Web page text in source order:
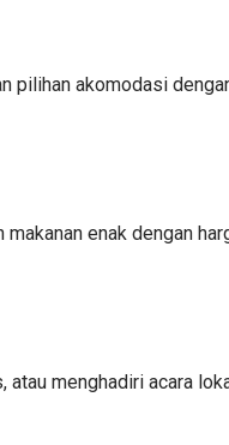
pilihan akomodasi
enak dengan
menghadiri acara